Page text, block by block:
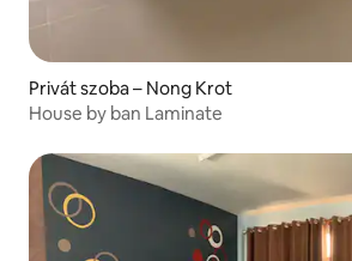
Privát szoba – Nong Krot
House by ban Laminate